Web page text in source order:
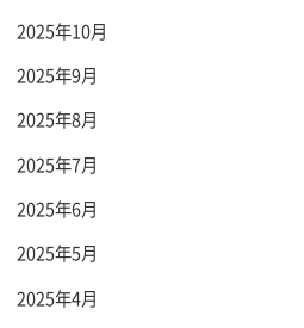
2025年10月
2025年9月
2025年8月
2025年7月
2025年6月
2025年5月
2025年4月